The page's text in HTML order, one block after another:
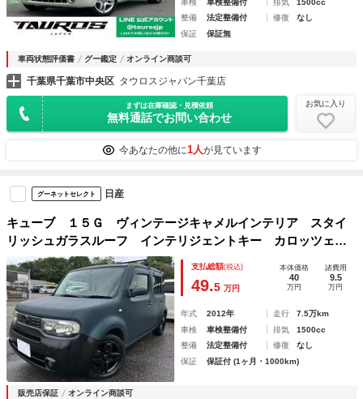
整備
法定整備付 修復
なし
保証
保証無
車両状態評価書 グー鑑定 オンライン商談可
千葉県千葉市中央区 タウロスジャパン千葉店
まずは在庫確認・見積依頼
無料通話でお問い合わせ
お気に入り
今あなたの他に1人が見ています
グーネットセレクト 日産
キューブ １５Ｇ ヴィンテージキャメルインテリア スタイ
リッシュガラスルーフ インテリジェントキー カロッツェリ
アナビ フルセグＴＶ ＤＶＤビデオ再生 Ｂｌｕｅｔｏｏｔ
ｈ キャリアベース ネオクラシカル仕様
支払総額(税込)
49.5 万円
本体価格
40
万円
諸費用
9.5
万円
年式 2012年 走行
7.5万km
車検
車検整備付 排気
1500cc
整備
法定整備付 修復
なし
保証
保証付 (1ヶ月・1000km)
販売店保証 オンライン商談可